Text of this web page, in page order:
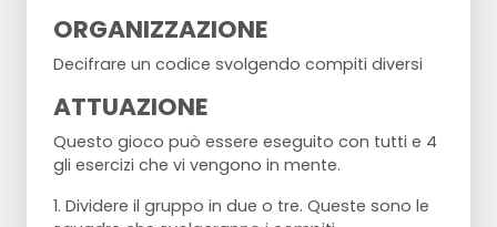
ORGANIZZAZIONE
Decifrare un codice svolgendo compiti diversi
ATTUAZIONE
Questo gioco può essere eseguito con tutti e 4
gli esercizi che vi vengono in mente.
1. Dividere il gruppo in due o tre. Queste sono le